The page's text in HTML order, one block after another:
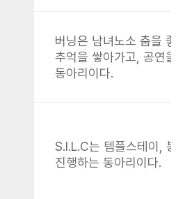
버닝은 남녀노소 춤을 좋
추억을 쌓아가고, 공연을
동아리이다.
S.I.L.C는 템플스테이, 봉
진행하는 동아리이다.